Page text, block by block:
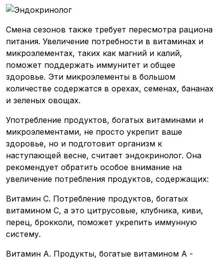
Смена сезонов также требует пересмотра рациона
питания. Увеличение потребности в витаминах и
микроэлементах, таких как магний и калий,
поможет поддержать иммунитет и общее
здоровье. Эти микроэлементы в большом
количестве содержатся в орехах, семенах, бананах
и зеленых овощах.
Употребление продуктов, богатых витаминами и
микроэлементами, не просто укрепит ваше
здоровье, но и подготовит организм к
наступающей весне, считает эндокринолог. Она
рекомендует обратить особое внимание на
увеличение потребления продуктов, содержащих:
Витамин С. Потребление продуктов, богатых
витамином C, а это цитрусовые, клубника, киви,
перец, брокколи, поможет укрепить иммунную
систему.
Витамин А. Продукты, богатые витамином А -